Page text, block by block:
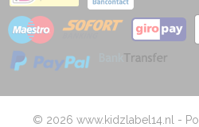
© 2026 www.kidzlabel14.nl -